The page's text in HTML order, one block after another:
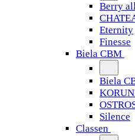
Berry
Eternity
Finesse
Biela CBM
Biela
Silence
Classen